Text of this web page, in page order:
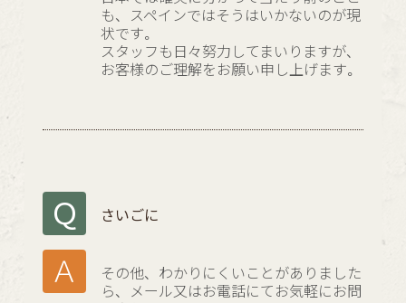
も、スペインではそうはいかないのが現
状です。
スタッフも日々努力してまいりますが、
お客様のご理解をお願い申し上げます。
さいごに
その他、わかりにくいことがありました
ら、メール又はお電話にてお気軽にお問